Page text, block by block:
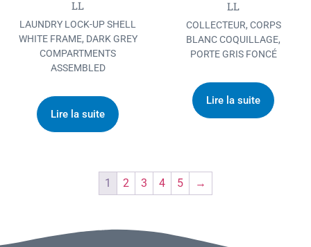
LL
LAUNDRY LOCK-UP SHELL
WHITE FRAME, DARK GREY
COMPARTMENTS
ASSEMBLED
Lire la suite
LL
COLLECTEUR, CORPS
BLANC COQUILLAGE,
PORTE GRIS FONCÉ
Lire la suite
1 2 3 4 5 →